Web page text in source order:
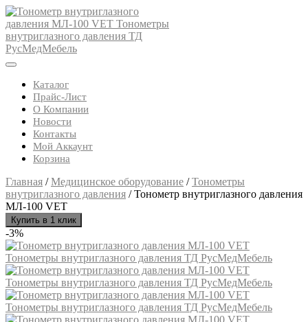
Skip
to
content
Open
ButtonКаталог
Прайс-Лист
О Компании
Новости
Контакты
Мой Аккаунт
Корзина
Close
Button
Главная /Медицинское оборудование /Тонометры
внутриглазного давления / Тонометр внутриглазного давления
МЛ-100 VET
Купить в 1 клик
-3%